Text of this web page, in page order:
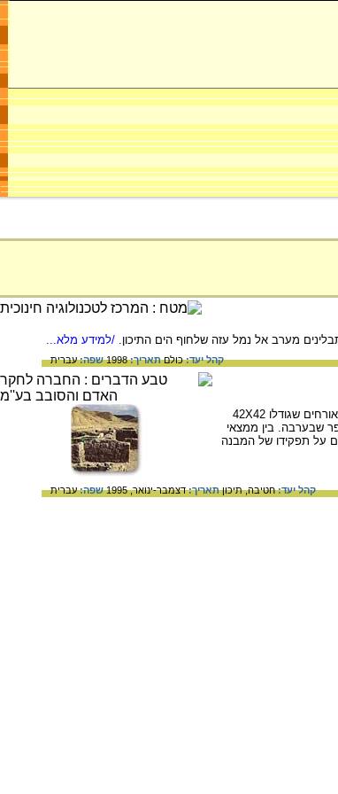
מערב אל נמל עזה שלחוף הים התיכון. /למידע מלא...
קהל יעד:כולםתאריך:1998 שפה:עברית
המבנה המרובע המקיף חצר, עשרות חדרי המגורים, החצר לבהמות והתנורים לבישול מלמדים על תפקידו של החאן כמלון אורחים שגודלו 42X42
למושב צופר שבערבה. בין ממצאי
על תפקידו של המבנה
קהל יעד:חטיבה,תיכוןתאריך:דצמבר-ינואר, 1995 שפה:עברית